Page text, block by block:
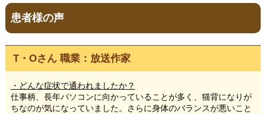
患者様の声
T・Oさん 職業：放送作家
・どんな症状で通われましたか？
仕事柄、長年パソコンに向かっていることが多く、猫背になりが
ちなのが気になっていました。さらに身体のバランスが悪いこと